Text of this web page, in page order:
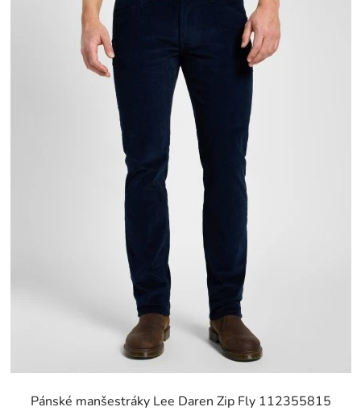
Pánské manšestráky Lee Daren Zip Fly 112355815